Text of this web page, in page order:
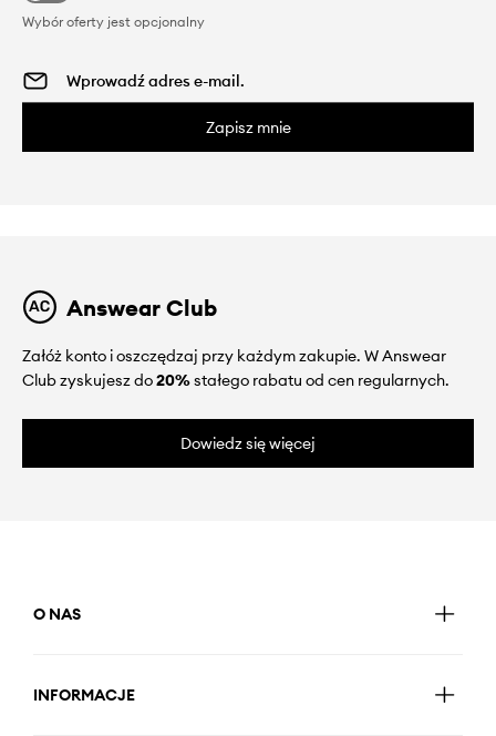
Wybór oferty jest opcjonalny
Zapisz mnie
Answear Club
Załóż konto i oszczędzaj przy każdym zakupie. W Answear
Club zyskujesz do20%stałego rabatu od cen regularnych.
Dowiedz się więcej
O NAS
INFORMACJE